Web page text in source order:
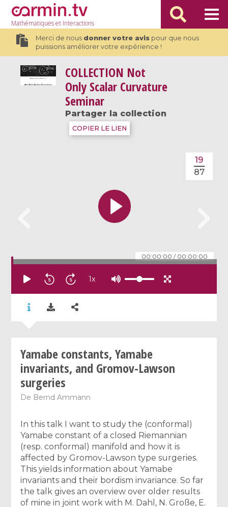
Mathématiqueset Interactions
Merci de nous donner votre avispour que nous
puissions améliorer votre expérience !
COLLECTION Not
Only Scalar Curvature
Seminar
Partager la collection
COPIER LE LIEN
00:00:00 / 00:00:00
19
87
1x
Yamabe constants, Yamabe
invariants, and Gromov-Lawson
surgeries
De Bernd Ammann
In this talk I want to study the (conformal)
Yamabe constant of a closed Riemannian
(resp. conformal) manifold and how it is
affected by Gromov-Lawson type surgeries.
This yields information about Yamabe
invariants and their bordism invariance. So far
the talk gives an overview over older results
of mine in joint work with M. Dahl, N. Große, E.